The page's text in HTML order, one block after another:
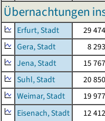
Übernachtungen
Erfurt, Stadt 29 474
Gera, Stadt
8 293
Jena, Stadt
15 767
Suhl, Stadt
20 850
Weimar, Stadt
19 977
Eisenach, Stadt
12 412